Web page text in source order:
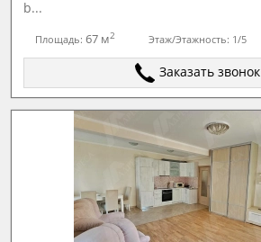
b...
Площадь:67 м2 Этаж/Этажность: 1/5
Заказать звонок